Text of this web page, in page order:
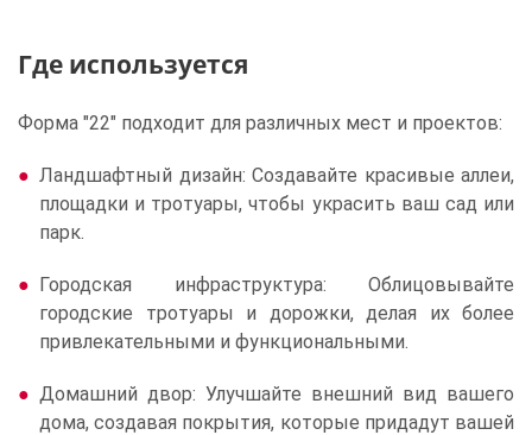
Где используется
Форма "22" подходит для различных мест и проектов:
Ландшафтный дизайн: Создавайте красивые аллеи,
площадки и тротуары, чтобы украсить ваш сад или
парк.
Городская инфраструктура: Облицовывайте
городские тротуары и дорожки, делая их более
привлекательными и функциональными.
Домашний двор: Улучшайте внешний вид вашего
дома, создавая покрытия, которые придадут вашей